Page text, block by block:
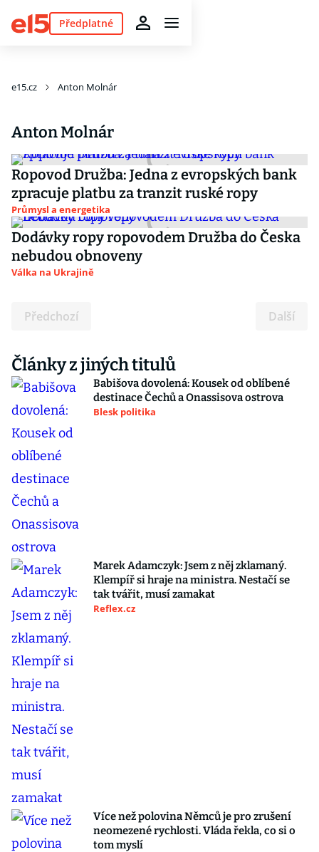
Předplatné
e15.cz Anton Molnár
Anton Molnár
Ropovod Družba: Jedna z evropských bank
zpracuje platbu za tranzit ruské ropy
Průmysl a energetika
Dodávky ropy ropovodem Družba do Česka
nebudou obnoveny
Válka na Ukrajině
Předchozí Další
Články z jiných titulů
Babišova dovolená: Kousek od oblíbené
destinace Čechů a Onassisova ostrova
Blesk politika
Marek Adamczyk: Jsem z něj zklamaný.
Klempíř si hraje na ministra. Nestačí se
tak tvářit, musí zamakat
Reflex.cz
Více než polovina Němců je pro zrušení
neomezené rychlosti. Vláda řekla, co si o
tom myslí